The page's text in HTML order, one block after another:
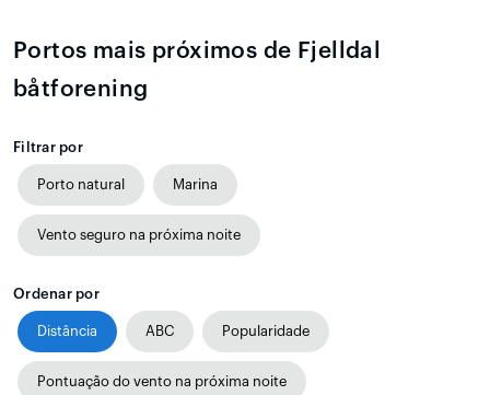
Portos mais próximos de Fjelldal
båtforening
Filtrar por
Porto natural Marina
Vento seguro na próxima noite
Ordenar por
Distância ABC Popularidade
Pontuação do vento na próxima noite